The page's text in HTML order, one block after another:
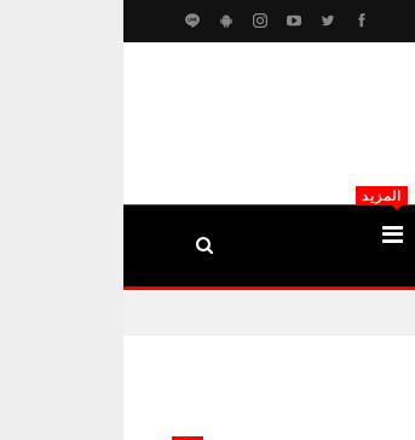
المزيد